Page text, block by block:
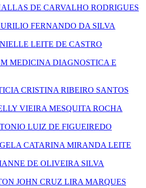
DE CARVALHO RODRIGUES
FERNANDO DA SILVA
LEITE DE CASTRO
MEDICINA DIAGNOSTICA E
CRISTINA RIBEIRO SANTOS
VIEIRA MESQUITA ROCHA
LUIZ DE FIGUEIREDO
CATARINA MIRANDA LEITE
DE OLIVEIRA SILVA
JOHN CRUZ LIRA MARQUES